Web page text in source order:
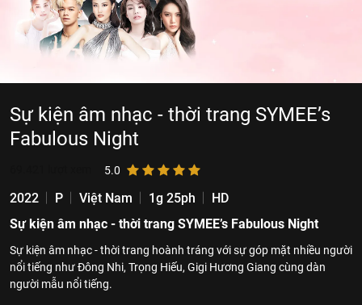
Sự kiện âm nhạc - thời trang SYMEE’s
Fabulous Night
5.0
2022 P Việt Nam 1g 25ph
HD
Sự kiện âm nhạc - thời trang SYMEE’s Fabulous Night
Sự kiện âm nhạc - thời trang hoành tráng với sự góp mặt nhiều người
nổi tiếng như Đông Nhi, Trọng Hiếu, Gigi Hương Giang cùng dàn
người mẫu nổi tiếng.